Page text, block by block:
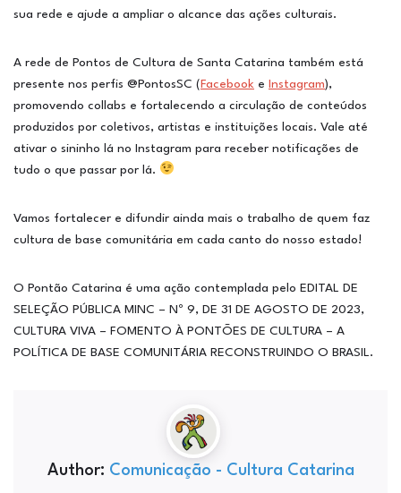
sua rede e ajude a ampliar o alcance das ações culturais.
A rede de Pontos de Cultura de Santa Catarina também está
presente nos perfis @PontosSC (Facebook e Instagram),
promovendo collabs e fortalecendo a circulação de conteúdos
produzidos por coletivos, artistas e instituições locais. Vale até
ativar o sininho lá no Instagram para receber notificações de
tudo o que passar por lá.
Vamos fortalecer e difundir ainda mais o trabalho de quem faz
cultura de base comunitária em cada canto do nosso estado!
O Pontão Catarina é uma ação contemplada pelo EDITAL DE
SELEÇÃO PÚBLICA MINC – Nº 9, DE 31 DE AGOSTO DE 2023,
CULTURA VIVA – FOMENTO À PONTÕES DE CULTURA – A
POLÍTICA DE BASE COMUNITÁRIA RECONSTRUINDO O BRASIL.
Author: Comunicação - Cultura Catarina